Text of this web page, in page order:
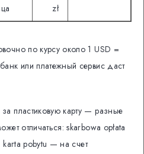
zł
по курсу около 1 USD =
или платежный сервис даст
пластиковую карту — разные
отличаться: skarbowa opłata
karta pobytu — на счет